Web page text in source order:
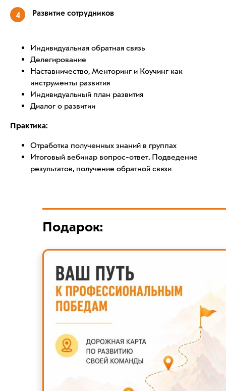
4 Развитие сотрудников
Индивидуальная обратная связь
Делегирование
Наставничество, Менторинг и Коучинг как
инструменты развития
Индивидуальный план развития
Диалог о развитии
Практика:
Отработка полученных знаний в группах
Итоговый вебинар вопрос-ответ. Подведение
результатов, получение обратной связи
Подарок: